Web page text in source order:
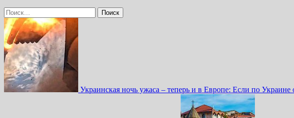
Найти:
Украинская ночь ужаса – теперь и в Европе: Если по